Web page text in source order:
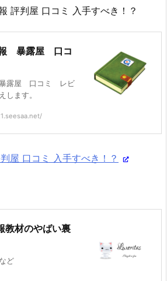
判屋 口コミ 入手すべき！？
暴露屋 口コ
露屋 口コミ レビ
します。
屋 口コミ 入手すべき！？
教材のやばい裏
ど